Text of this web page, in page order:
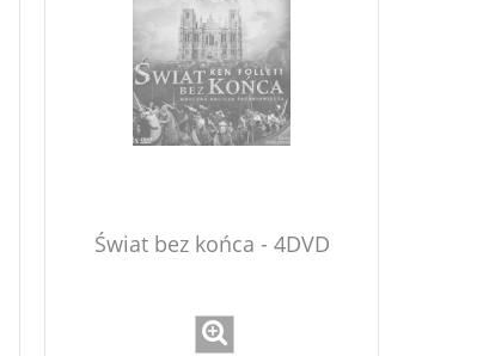
Świat bez końca - 4DVD